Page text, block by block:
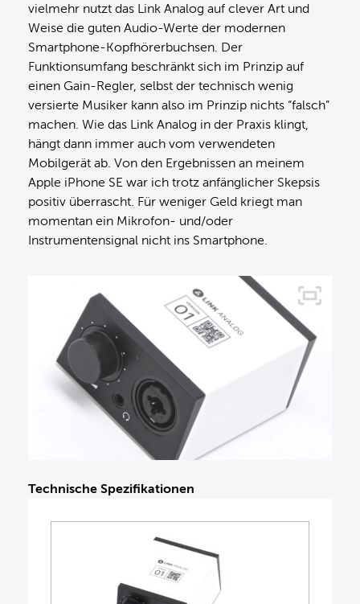
vielmehr nutzt das Link Analog auf clever Art und
Weise die guten Audio-Werte der modernen
Smartphone-Kopfhörerbuchsen. Der
Funktionsumfang beschränkt sich im Prinzip auf
einen Gain-Regler, selbst der technisch wenig
versierte Musiker kann also im Prinzip nichts “falsch”
machen. Wie das Link Analog in der Praxis klingt,
hängt dann immer auch vom verwendeten
Mobilgerät ab. Von den Ergebnissen an meinem
Apple iPhone SE war ich trotz anfänglicher Skepsis
positiv überrascht. Für weniger Geld kriegt man
momentan ein Mikrofon- und/oder
Instrumentensignal nicht ins Smartphone.
Technische Spezifikationen